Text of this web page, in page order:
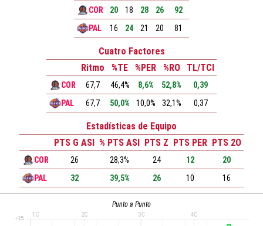
COR 20 18 28 26
92
PAL
16 24 21 20 81
Cuatro Factores
Ritmo
%TE %PER %RO TL/TCI
COR 67,7 46,4% 8,6% 52,8%
0,39
PAL
67,7 50,0% 10,0% 32,1% 0,37
Estadísticas de Equipo
PTS G ASI % PTS ASI PTS Z PTS PER PTS 2O
COR 26 28,3% 24 12
20
PAL
32 39,5% 26 10 16
Punto a Punto